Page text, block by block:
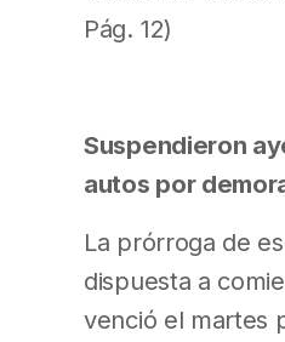
Pág. 12)
Suspendieron
autos por
La prórroga de
dispuesta a
venció el martes